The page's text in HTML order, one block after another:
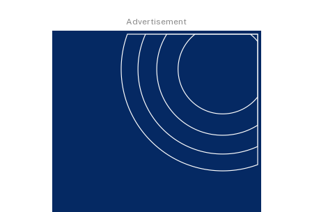
Advertisement